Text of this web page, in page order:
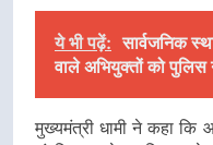
ये भी पढ़ें: सार्वजनिक
वाले अभियुक्तों को पुलिस
मुख्यमंत्री धामी ने कहा कि